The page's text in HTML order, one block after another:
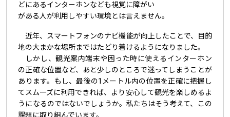
どにあるインターホンなども視覚に障がい
がある人が利用しやすい環境とは言えません。
近年、スマートフォンのナビ機能が向上したことで、目的
地の大まかな場所まではたどり着けるようになりました。
しかし、観光案内端末や困った時に使えるインターホン
の正確な位置など、あと少しのところで迷ってしまうことが
あります。もし、最後の1メートル内の位置を正確に把握し
てスムーズに利用できれば、より安心して観光を楽しめるよ
うになるのではないでしょうか。私たちはそう考えて、この
課題に取り組んでいます。